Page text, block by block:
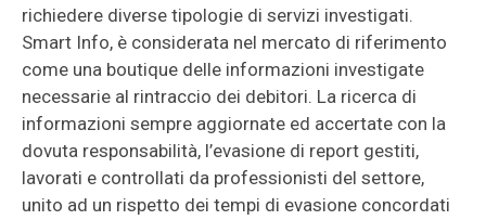
richiedere diverse tipologie di servizi investigati.
Smart Info, è considerata nel mercato di riferimento
come una boutique delle informazioni investigate
necessarie al rintraccio dei debitori. La ricerca di
informazioni sempre aggiornate ed accertate con la
dovuta responsabilità, l’evasione di report gestiti,
lavorati e controllati da professionisti del settore,
unito ad un rispetto dei tempi di evasione concordati